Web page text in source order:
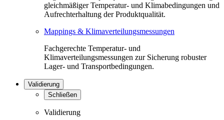
gleichmäßiger Temperatur- und Klimabedingungen und
Aufrechterhaltung der Produktqualität.
Mappings & Klimaverteilungsmessungen
Fachgerechte Temperatur- und
Klimaverteilungsmessungen zur Sicherung robuster
Lager- und Transportbedingungen.
Validierung
Schließen
Validierung